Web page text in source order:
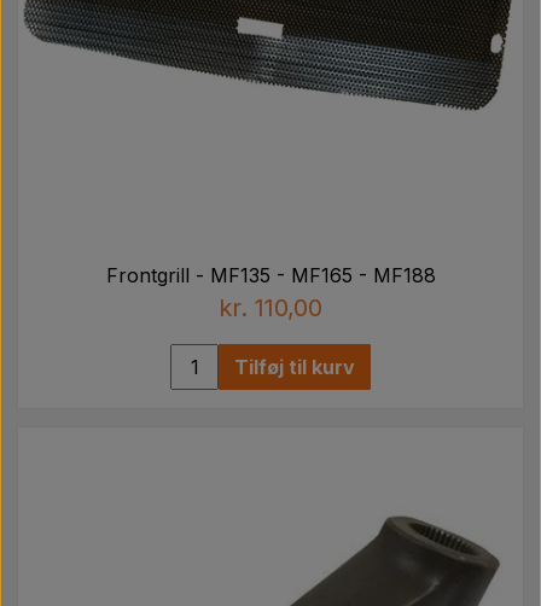
Frontgrill - MF135 - MF165 - MF188
kr. 110,00
Tilføj til kurv